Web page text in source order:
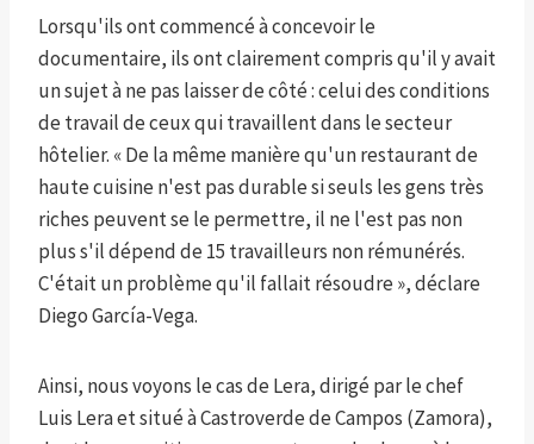
Lorsqu'ils ont commencé à concevoir le
documentaire, ils ont clairement compris qu'il y avait
un sujet à ne pas laisser de côté : celui des conditions
de travail de ceux qui travaillent dans le secteur
hôtelier. « De la même manière qu'un restaurant de
haute cuisine n'est pas durable si seuls les gens très
riches peuvent se le permettre, il ne l'est pas non
plus s'il dépend de 15 travailleurs non rémunérés.
C'était un problème qu'il fallait résoudre », déclare
Diego García-Vega.
Ainsi, nous voyons le cas de Lera, dirigé par le chef
Luis Lera et situé à Castroverde de Campos (Zamora),